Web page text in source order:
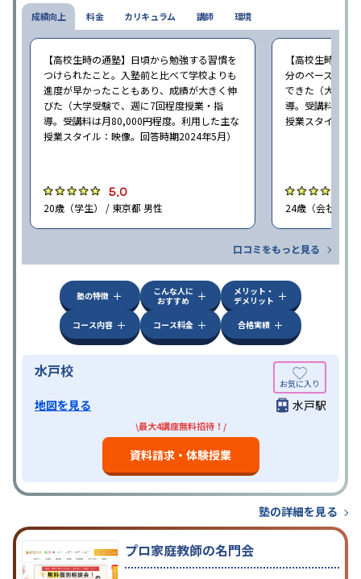
成績向上
【高校生時の通塾】日頃から勉強する習慣を
つけられたこと。入塾前と比べて学校よりも
進度が早かったこともあり、成績が大きく伸
びた（大学受験で、週に7回程度授業・指
導。受講料は月80,000円程度。利用した主な
授業スタイル：映像。回答時期2024年5月）
5.0
20歳（学生） / 東京都 男性
【高校生時の通
分のペースで進
できた（大学受
導。受講料は月
授業スタイル：
24歳（会社員<
口コミをもっと見る
料金 カリキュラム 講師 環境
塾の特徴
こんな人に
おすすめ
メリット・
デメリット
コース内容
コース料金 合格実績
水戸校
地図を見る 水戸駅
\最大4講座無料招待！/
資料請求・体験授業
塾の詳細を見る
プロ家庭教師の名門会